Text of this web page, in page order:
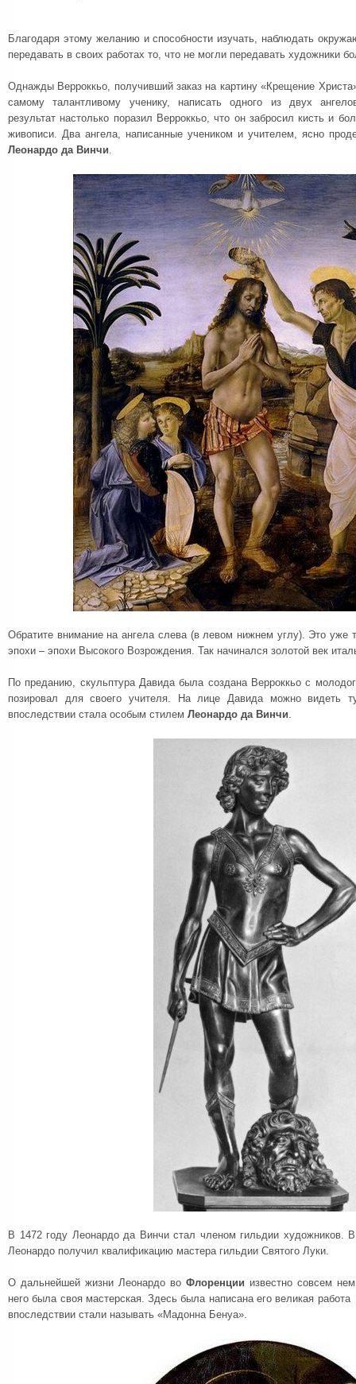
Благодаря этому желанию и способности изучать, наблюдать
передавать в своих работах то, что не могли передавать художники
Однажды Верроккьо, получивший заказ на картину «Крещение
самому талантливому ученику, написать одного из двух
результат настолько поразил Верроккьо, что он забросил кисть и
живописи. Два ангела, написанные учеником и учителем, ясно
Леонардо да Винчи.
Обратите внимание на ангела слева (в левом нижнем углу). Это уже
эпохи – эпохи Высокого Возрождения. Так начинался золотой век
По преданию, скульптура Давида была создана Верроккьо с
позировал для своего учителя. На лице Давида можно видеть
впоследствии стала особым стилем Леонардо да Винчи.
В 1472 году Леонардо да Винчи стал членом гильдии художников.
Леонардо получил квалификацию мастера гильдии Святого Луки.
О дальнейшей жизни Леонардо во Флоренции известно совсем
него была своя мастерская. Здесь была написана его великая
впоследствии стали называть «Мадонна Бенуа».